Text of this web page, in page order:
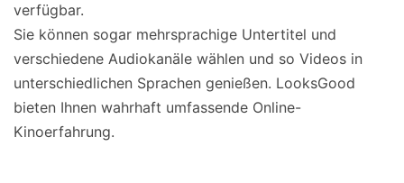
verfügbar.
Sie können sogar mehrsprachige Untertitel und
verschiedene Audiokanäle wählen und so Videos in
unterschiedlichen Sprachen genießen. LooksGood
bieten Ihnen wahrhaft umfassende Online-
Kinoerfahrung.